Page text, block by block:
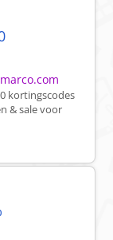
kortingscodes
& sale voor